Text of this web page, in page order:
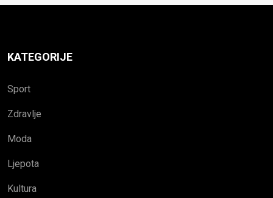
KATEGORIJE
Sport
Zdravlje
Moda
Ljepota
Kultura